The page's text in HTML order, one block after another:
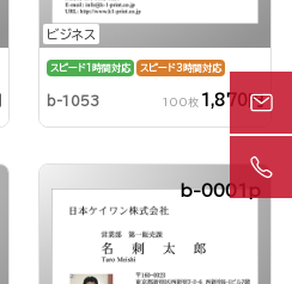
ビジネス
スピード1時間対応 スピード3時間対応
b-1053 100枚 1,870円
b-0001p